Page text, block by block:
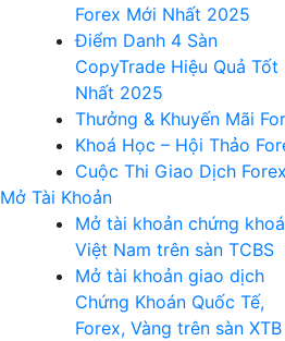
Forex Mới Nhất 2025
Điểm Danh 4 Sàn
CopyTrade Hiệu Quả Tốt
Nhất 2025
Thưởng & Khuyến Mãi
Khoá Học – Hội Thảo
Cuộc Thi Giao Dịch Forex
Mở Tài Khoản
Mở tài khoản chứng
Việt Nam trên sàn TCBS
Mở tài khoản giao dịch
Chứng Khoán Quốc Tế,
Forex, Vàng trên sàn XTB